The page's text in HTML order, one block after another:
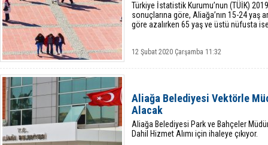
Türkiye İstatistik Kurumu’nun (TÜİK)
sonuçlarına göre, Aliağa’nın 15-24 yaş
göre azalırken 65 yaş ve üstü nüfusta
12 Şubat 2020 Çarşamba 11:32
Aliağa Belediyesi Vektörle
Alacak
Aliağa Belediyesi Park ve Bahçeler
Dahil Hizmet Alımı için ihaleye çıkıyor.